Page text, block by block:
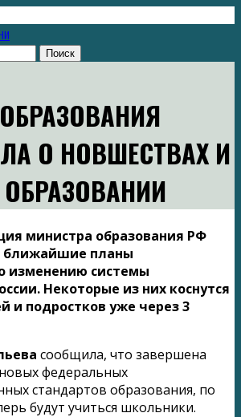
О НОВШЕСТВАХ И
министра образования РФ
ближайшие планы
изменению системы
Некоторые из них коснутся
и подростков уже через 3
сообщила, что завершена
федеральных
стандартов образования, по
будут учиться школьники.